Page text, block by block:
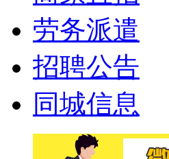
劳务派遣
招聘公告
同城信息